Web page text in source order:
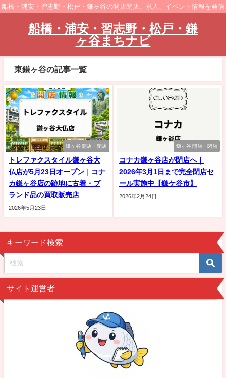
船橋・浦安・習志野・松戸・鎌ヶ谷の開店閉店、求人、イベント情報を発信
船橋・浦安・習志野・松戸・鎌
ヶ谷まちナビ
東鎌ヶ谷の記事一覧
鎌ヶ谷 開店・閉店
トレファクスタイル鎌ヶ谷大
仏店が5月23日オープン｜コナ
カ鎌ヶ谷店の跡地に古着・ブ
ランド品の買取販売店
2026年5月23日
鎌ヶ谷 開店・閉店
コナカ鎌ヶ谷店が閉店へ｜
2026年3月1日まで完全閉店セ
ール実施中【鎌ケ谷市】
2026年2月24日
キーワード検索
サイト運営者